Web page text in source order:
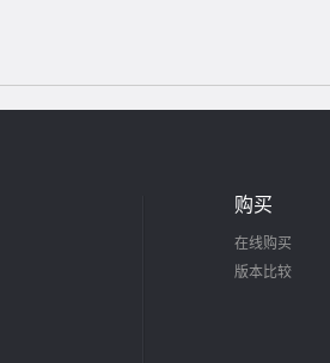
购买
在线购买
版本比较